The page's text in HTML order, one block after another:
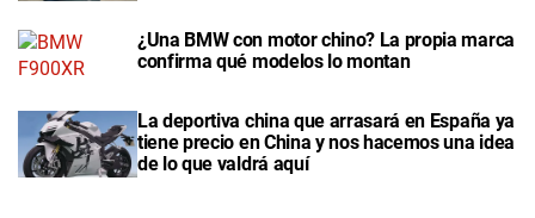
¿Una BMW con motor chino? La propia marca
confirma qué modelos lo montan
La deportiva china que arrasará en España ya
tiene precio en China y nos hacemos una idea
de lo que valdrá aquí